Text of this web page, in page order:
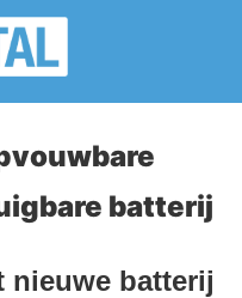
batterij
nieuwe batterij